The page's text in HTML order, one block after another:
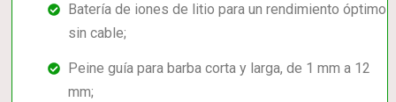
Batería de iones de litio para un rendimiento óptimo
sin cable;
Peine guía para barba corta y larga, de 1 mm a 12
mm;